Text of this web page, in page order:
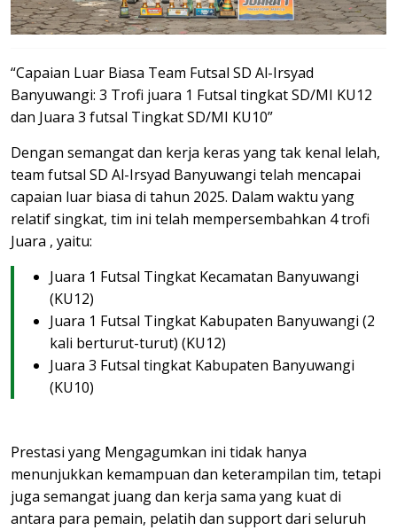
“Capaian Luar Biasa Team Futsal SD Al-Irsyad
Banyuwangi: 3 Trofi juara 1 Futsal tingkat SD/MI KU12
dan Juara 3 futsal Tingkat SD/MI KU10”
Dengan semangat dan kerja keras yang tak kenal lelah,
team futsal SD Al-Irsyad Banyuwangi telah mencapai
capaian luar biasa di tahun 2025. Dalam waktu yang
relatif singkat, tim ini telah mempersembahkan 4 trofi
Juara , yaitu:
Juara 1 Futsal Tingkat Kecamatan Banyuwangi
(KU12)
Juara 1 Futsal Tingkat Kabupaten Banyuwangi (2
kali berturut-turut) (KU12)
Juara 3 Futsal tingkat Kabupaten Banyuwangi
(KU10)
Prestasi yang Mengagumkan ini tidak hanya
menunjukkan kemampuan dan keterampilan tim, tetapi
juga semangat juang dan kerja sama yang kuat di
antara para pemain, pelatih dan support dari seluruh